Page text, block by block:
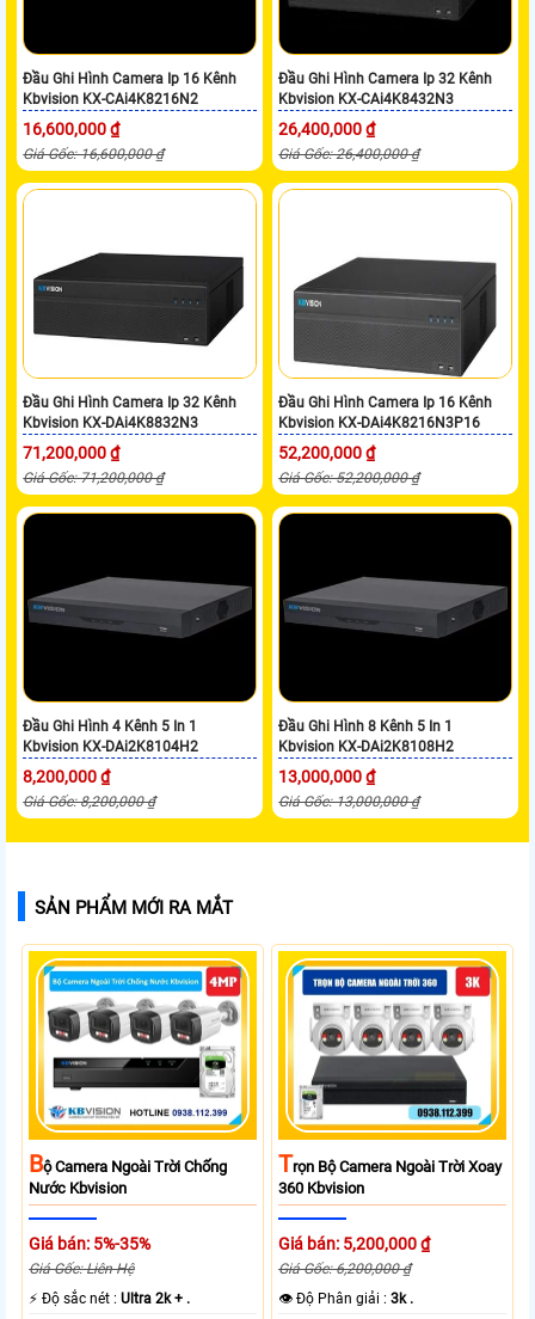
Đầu Ghi Hình Camera Ip 16 Kênh
Kbvision KX-CAi4K8216N2
16,600,000 ₫
Giá Gốc: 16,600,000 ₫
Đầu Ghi Hình Camera Ip 32 Kênh
Kbvision KX-CAi4K8432N3
26,400,000 ₫
Giá Gốc: 26,400,000 ₫
Đầu Ghi Hình Camera Ip 32 Kênh
Kbvision KX-DAi4K8832N3
71,200,000 ₫
Giá Gốc: 71,200,000 ₫
Đầu Ghi Hình Camera Ip 16 Kênh
Kbvision KX-DAi4K8216N3P16
52,200,000 ₫
Giá Gốc: 52,200,000 ₫
Đầu Ghi Hình 4 Kênh 5 In 1
Kbvision KX-DAi2K8104H2
8,200,000 ₫
Giá Gốc: 8,200,000 ₫
Đầu Ghi Hình 8 Kênh 5 In 1
Kbvision KX-DAi2K8108H2
13,000,000 ₫
Giá Gốc: 13,000,000 ₫
SẢN PHẨM MỚI RA MẮT
BỘ Camera Ngoài Trời Chống
Nước Kbvision
Giá bán: 5%-35%
Giá Gốc: Liên Hệ
️⚡ Độ sắc nét :Ultra 2k + .
TRọn Bộ Camera Ngoài Trời Xoay
360 Kbvision
Giá bán: 5,200,000 ₫
Giá Gốc: 6,200,000 ₫
👁 Độ Phân giải :3k .